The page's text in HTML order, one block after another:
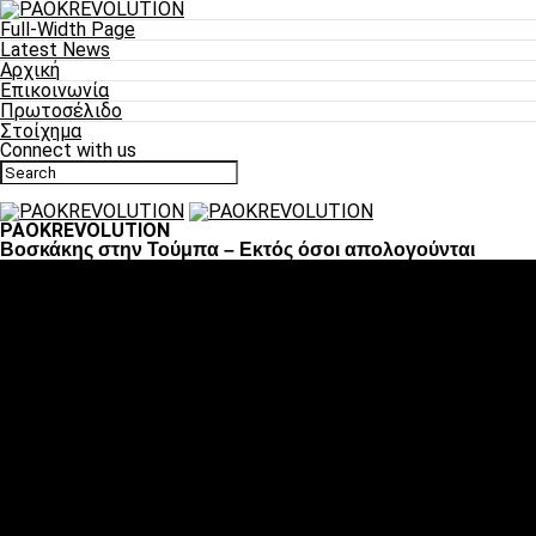
Full-Width Page
Latest News
Αρχική
Επικοινωνία
Πρωτοσέλιδο
Στοίχημα
Connect with us
PAOKREVOLUTION
Βοσκάκης στην Τούμπα – Εκτός όσοι απολογούνται